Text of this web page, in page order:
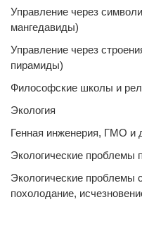
Управление через
мангедавиды)
Управление через
пирамиды)
Философские школы и
Экология
Генная инженерия, ГМО и
Экологические проблемы
Экологические проблемы
похолодание,